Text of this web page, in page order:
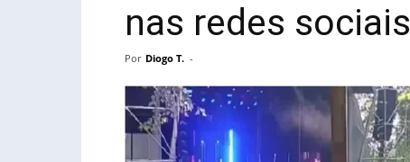
nas redes sociais
Por Diogo T. -